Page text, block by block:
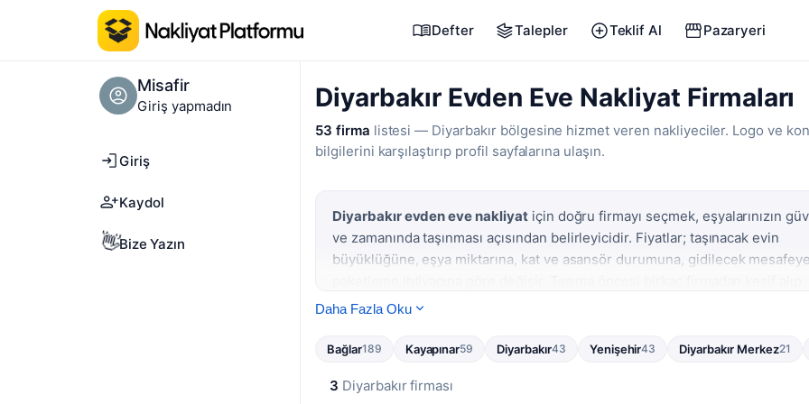
Misafir
Giriş yapmadın
Giriş
Kaydol
👋Bize Yazın
Defter Talepler Teklif Al Pazaryeri
Diyarbakır Evden Eve Nakliyat Firmaları
53 firma listesi — Diyarbakır bölgesine hizmet veren nakliyeciler. Logo ve
bilgilerini karşılaştırıp profil sayfalarına ulaşın.
Diyarbakır evden eve nakliyatiçin doğru firmayı seçmek, eşyalarınızın
ve zamanında taşınması açısından belirleyicidir. Fiyatlar; taşınacak evin
büyüklüğüne, eşya miktarına, kat ve asansör durumuna, gidilecek
karşılaştırma yapmak, hem bütçe hem hizmet kalitesi açısından en sağlıklı
nakliyat talebi yıl boyunca canlıdır. Hafta sonları, ay başları ve okul dönem
sonlarında yoğunluk artar; tarihinizi netleştirdikten sonra en az
önceden
Daha Fazla Oku
Bağlar189 Kayapınar59 Diyarbakır43 Yenişehir43 Diyarbakır Merkez21
3 Diyarbakır firması